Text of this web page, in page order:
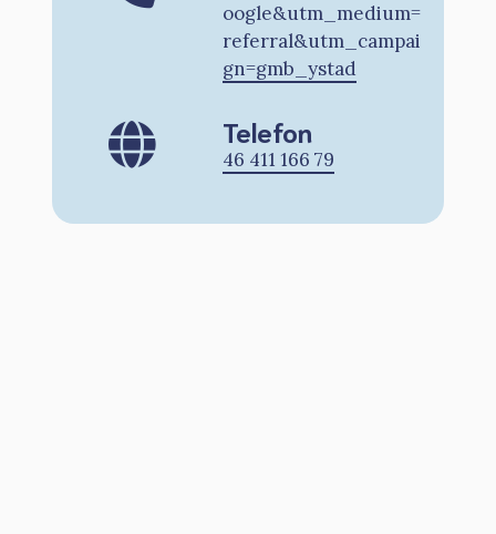
oogle&utm_medium=
referral&utm_campai
gn=gmb_ystad
Telefon
46 411 166 79